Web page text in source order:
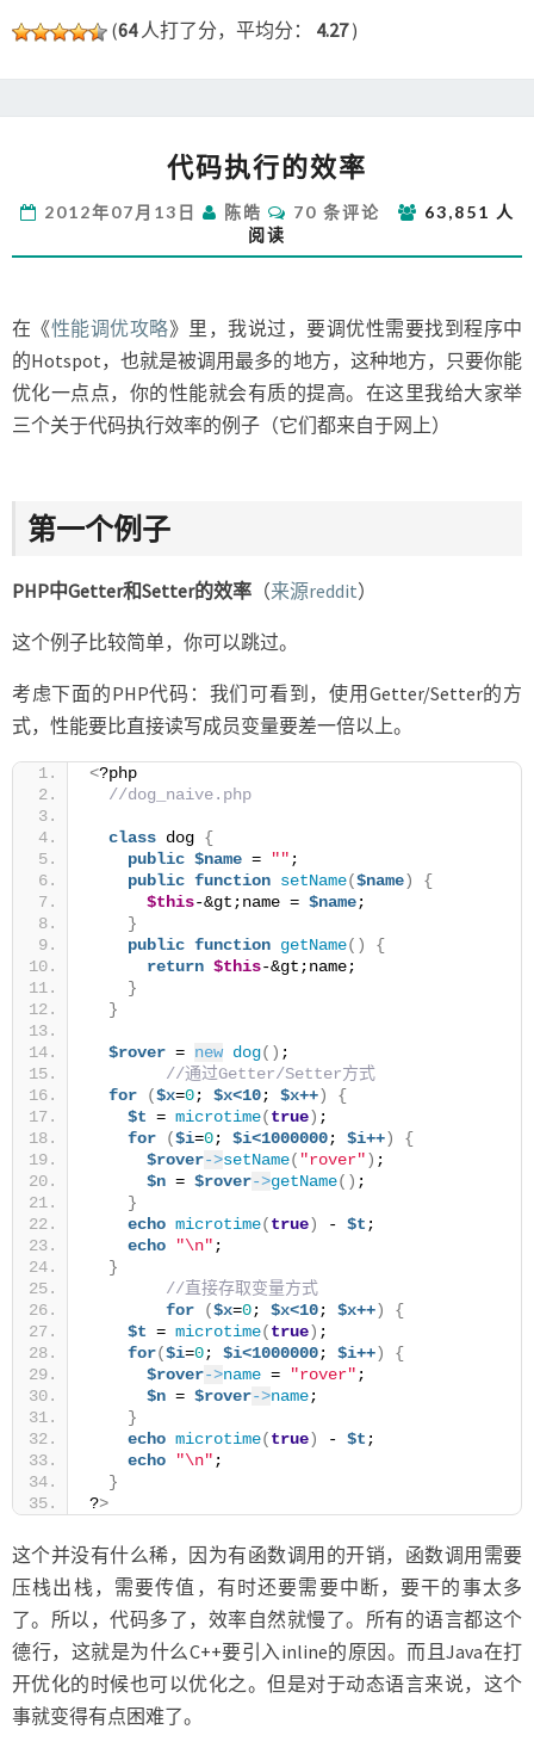
(64人打了分，平均分： 4.27)
码
行
的
代码执行的效率
2012年07月13日 陈皓
评
论
70 条评论
63,851 人
阅读
在《性能调优攻略》里，我说过，要调优性需要找到程序中
的Hotspot，也就是被调用最多的地方，这种地方，只要你能
优化一点点，你的性能就会有质的提高。在这里我给大家举
三个关于代码执行效率的例子（它们都来自于网上）
第一个例子
PHP中Getter和Setter的效率 （来源reddit）
这个例子比较简单，你可以跳过。
考虑下面的PHP代码：我们可看到，使用Getter/Setter的方
式，性能要比直接读写成员变量要差一倍以上。
<?php
//dog_naive.php
class dog {
public $name = "" ;
public function setName($name)
{
$this-&gt;name = $name;
}
public function getName()
{
return $this-&gt;name;
}
}
$rover = new dog() ;
//通过Getter/Setter方式
for
($x=0; $x<10; $x++)
{
$t = microtime(true) ;
for
($i=0; $i<1000000; $i++)
{
$rover->setName( "rover") ;
$n = $rover->getName() ;
}
echo microtime(true) - $t ;
echo
"\n" ;
}
//直接存取变量方式
for
($x=0; $x<10; $x++)
{
$t = microtime(true) ;
for($i=0; $i<1000000; $i++)
{
$rover->name = "rover" ;
$n = $rover->name;
}
echo microtime(true) - $t ;
echo
"\n" ;
}
?>
这个并没有什么稀，因为有函数调用的开销，函数调用需要
压栈出栈，需要传值，有时还要需要中断，要干的事太多
了。所以，代码多了，效率自然就慢了。所有的语言都这个
德行，这就是为什么C++要引入inline的原因。而且Java在打
开优化的时候也可以优化之。但是对于动态语言来说，这个
事就变得有点困难了。